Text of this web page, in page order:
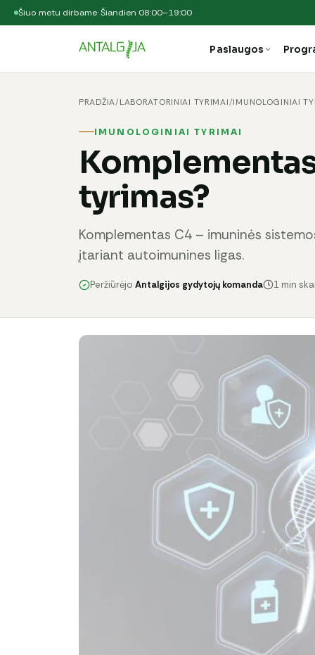
Šiuo metu dirbame· Šiandien 08:00–19:00
Paslaugos
PRADŽIA/LABORATORINIAI TYRIMAI/IMUNOLOGINIAI
IMUNOLOGINIAI TYRIMAI
tyrimas?
Komplementas C4 – imuninės
įtariant autoimunines ligas.
Peržiūrėjo Antalgijos gydytojų komanda 1 min